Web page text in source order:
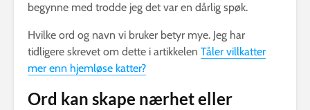
begynne med trodde jeg det var en dårlig spøk.
Hvilke ord og navn vi bruker betyr mye. Jeg har
tidligere skrevet om dette i artikkelen Tåler villkatter
mer enn hjemløse katter?
Ord kan skape nærhet eller